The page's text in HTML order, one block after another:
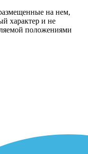
на нем,
характер и не
положениями